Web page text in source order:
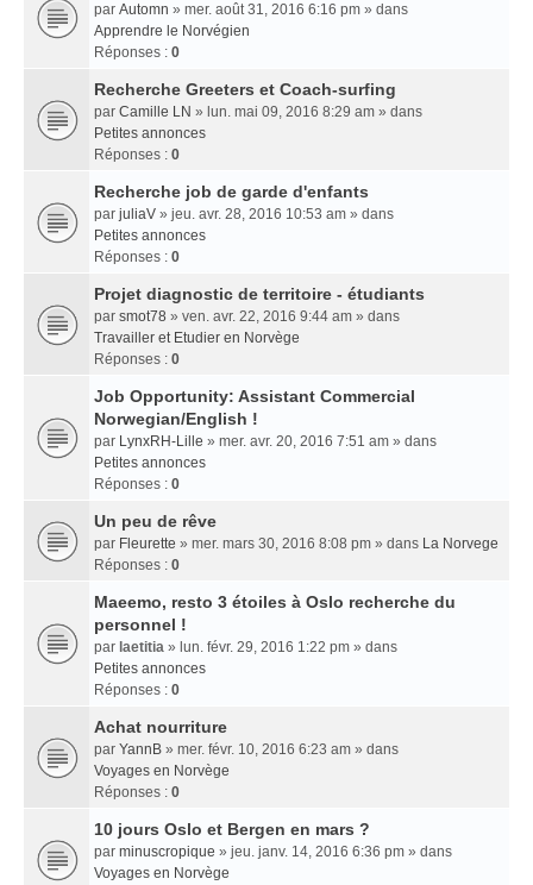
par Automn » mer. août 31, 2016 6:16 pm » dans
Apprendre le Norvégien
Réponses : 0
Recherche Greeters et Coach-surfing
par Camille LN » lun. mai 09, 2016 8:29 am » dans
Petites annonces
Réponses : 0
Recherche job de garde d'enfants
par juliaV » jeu. avr. 28, 2016 10:53 am » dans
Petites annonces
Réponses : 0
Projet diagnostic de territoire - étudiants
par smot78 » ven. avr. 22, 2016 9:44 am » dans
Travailler et Etudier en Norvège
Réponses : 0
Job Opportunity: Assistant Commercial
Norwegian/English !
par LynxRH-Lille » mer. avr. 20, 2016 7:51 am » dans
Petites annonces
Réponses : 0
Un peu de rêve
par Fleurette » mer. mars 30, 2016 8:08 pm » dans La Norvege
Réponses : 0
Maeemo, resto 3 étoiles à Oslo recherche du
personnel !
par laetitia » lun. févr. 29, 2016 1:22 pm » dans
Petites annonces
Réponses : 0
Achat nourriture
par YannB » mer. févr. 10, 2016 6:23 am » dans
Voyages en Norvège
Réponses : 0
10 jours Oslo et Bergen en mars ?
par minuscropique » jeu. janv. 14, 2016 6:36 pm » dans
Voyages en Norvège